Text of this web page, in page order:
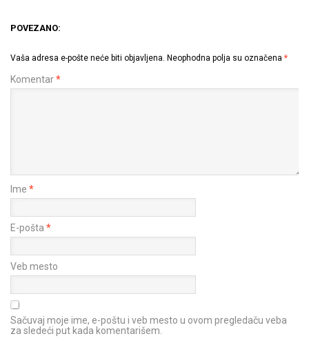
POVEZANO:
Vaša adresa e-pošte neće biti objavljena. Neophodna polja su označena *
Komentar*
Ime *
E-pošta *
Veb mesto
Sačuvaj moje ime, e-poštu i veb mesto u ovom pregledaču veba
za sledeći put kada komentarišem.